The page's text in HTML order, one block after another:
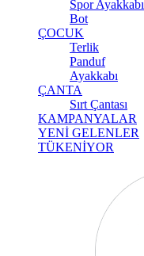
Spor Ayakkabı
Bot
ÇOCUK
Terlik
Panduf
Ayakkabı
ÇANTA
Sırt Çantası
KAMPANYALAR
YENİ GELENLER
TÜKENİYOR